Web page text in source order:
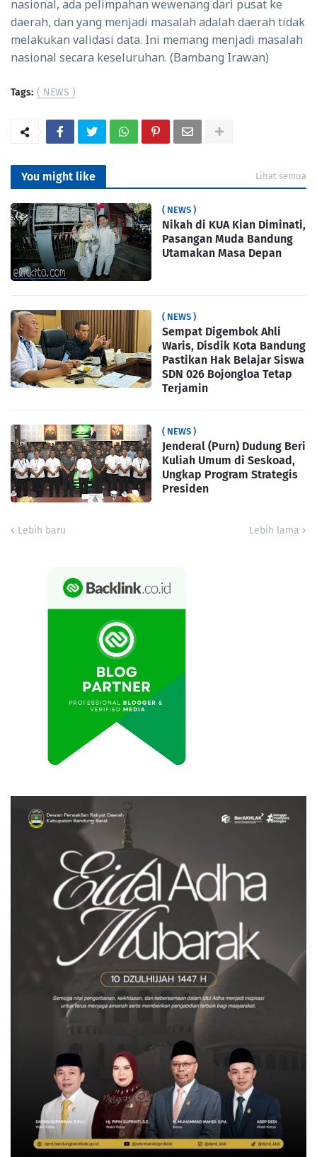
nasional, ada pelimpahan wewenang dari pusat ke
daerah, dan yang menjadi masalah adalah daerah tidak
melakukan validasi data. Ini memang menjadi masalah
nasional secara keseluruhan. (Bambang Irawan)
Tags: ( NEWS )
You might like Lihat semua
( NEWS )
Nikah di KUA Kian Diminati,
Pasangan Muda Bandung
Utamakan Masa Depan
( NEWS )
Sempat Digembok Ahli
Waris, Disdik Kota Bandung
Pastikan Hak Belajar Siswa
SDN 026 Bojongloa Tetap
Terjamin
( NEWS )
Jenderal (Purn) Dudung Beri
Kuliah Umum di Seskoad,
Ungkap Program Strategis
Presiden
Lebih baru Lebih lama